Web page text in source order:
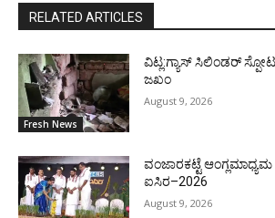
RELATED ARTICLES
Fresh News
ವಿಟ್ಲ:ಗ್ಯಾಸ್ ಸಿಲಿಂಡರ್
ಜಖಂ
August 9, 2026
ವಂಜಾರಕಟ್ಟೆ
ಐಸಿರ–2026
August 9, 2026